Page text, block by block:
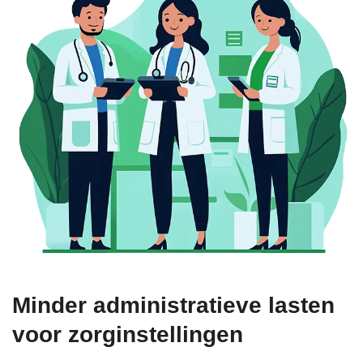
Minder administratieve lasten
voor zorginstellingen